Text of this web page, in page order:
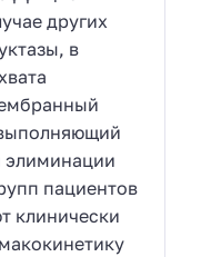
других
в
элиминации
пациентов
клинически